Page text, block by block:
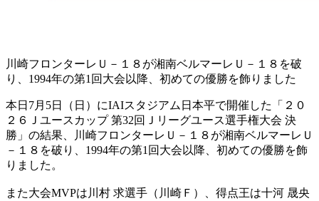
川崎フロンターレＵ－１８が湘南ベルマーレＵ－１８を破
り、1994年の第1回大会以降、初めての優勝を飾りました
本日7月5日（日）にIAIスタジアム日本平で開催した「２０
２６Ｊユースカップ 第32回Ｊリーグユース選手権大会 決
勝」の結果、川崎フロンターレＵ－１８が湘南ベルマーレＵ
－１８を破り、1994年の第1回大会以降、初めての優勝を飾
りました。
また大会MVPは川村 求選手（川崎Ｆ）、得点王は十河 晟央